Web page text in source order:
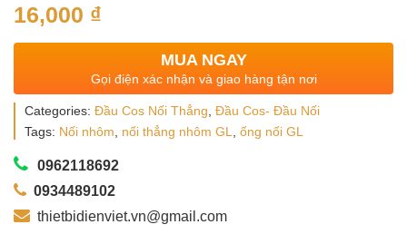
16,000 ₫
MUA NGAY
Gọi điện xác nhận và giao hàng tận nơi
Categories: Đầu Cos Nối Thẳng Đầu Cos- Đầu Nối
Tags: Nối nhôm nối thẳng nhôm GL ống nối GL
0962118692
0934489102
thietbidienviet.vn@gmail.com